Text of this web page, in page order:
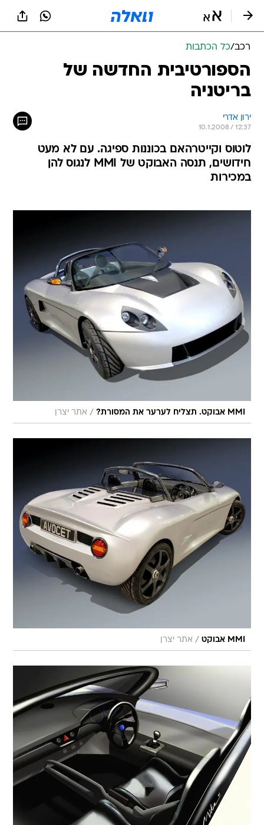
רכב/כל הכתבות
הספורטיבית החדשה של
בריטניה
ירון אדרי
10.1.2008 / 12:37
לוטוס וקייטרהאם בכוננות ספיגה. עם לא מעט
חידושים, תנסה האבוקט של MMI לנגוס להן
במכירות
MMI אבוקט. תצליח לערער את המסורת? / אתר יצרן
MMI אבוקט / אתר יצרן